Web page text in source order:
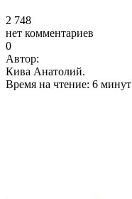
2 748
нет комментариев
0
Автор:
Кива Анатолий.
Время на чтение: 6 минут